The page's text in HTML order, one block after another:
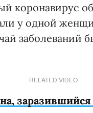
коронавирус
у одной
заболеваний
RELATED VIDEO